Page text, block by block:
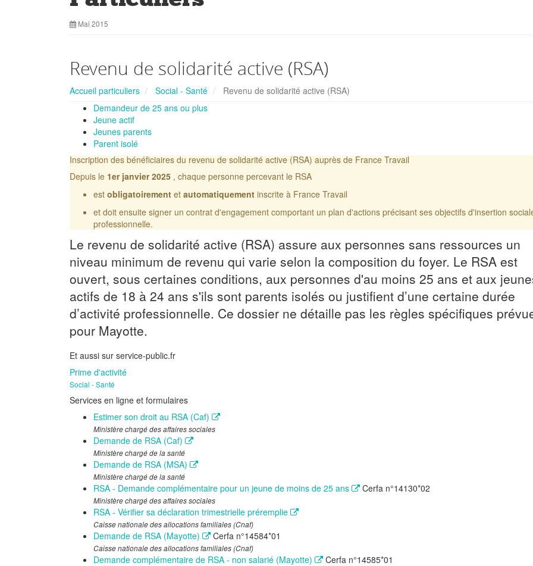
Mai 2015
Revenu de solidarité active (RSA)
Accueil particuliers Social - Santé
Revenu de solidarité active (RSA)
Demandeur de 25 ans ou plus
Jeune actif
Jeunes parents
Parent isolé
Inscription des bénéficiaires du revenu de solidarité active (RSA) auprès de France Travail
Depuis le 1er janvier 2025 , chaque personne percevant le RSA
est obligatoirement et automatiquement inscrite à France Travail
et doit ensuite signer un contrat d'engagement comportant un plan d'actions précisant ses objectifs d'insertion
professionnelle.
Le revenu de solidarité active (RSA) assure aux personnes sans ressources un
niveau minimum de revenu qui varie selon la composition du foyer. Le RSA est
ouvert, sous certaines conditions, aux personnes d'au moins 25 ans et aux
actifs de 18 à 24 ans s'ils sont parents isolés ou justifient d’une certaine durée
d’activité professionnelle. Ce dossier ne détaille pas les règles spécifiques
pour Mayotte.
Et aussi sur service-public.fr
Prime d'activité
Social - Santé
Services en ligne et formulaires
Estimer son droit au RSA (Caf)
Ministère chargé des affaires sociales
Demande de RSA (Caf)
Ministère chargé de la santé
Demande de RSA (MSA)
Ministère chargé de la santé
RSA - Demande complémentaire pour un jeune de moins de 25 ans Cerfa n°14130*02
Ministère chargé des affaires sociales
RSA - Vérifier sa déclaration trimestrielle préremplie
Caisse nationale des allocations familiales (Cnaf)
Demande de RSA (Mayotte) Cerfa n°14584*01
Caisse nationale des allocations familiales (Cnaf)
Demande complémentaire de RSA - non salarié (Mayotte) Cerfa n°14585*01